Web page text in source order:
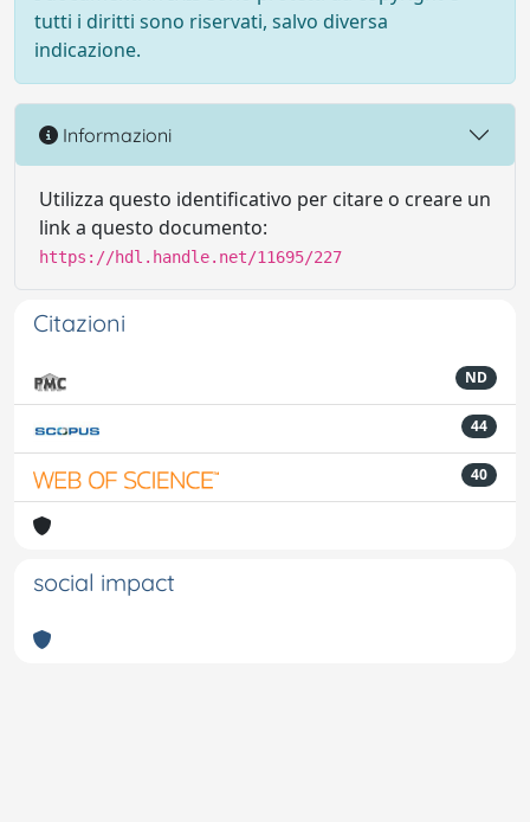
tutti i diritti sono riservati, salvo diversa
indicazione.
Informazioni
Utilizza questo identificativo per citare o creare un
link a questo documento:
https://hdl.handle.net/11695/227
Citazioni
ND
44
40
social impact